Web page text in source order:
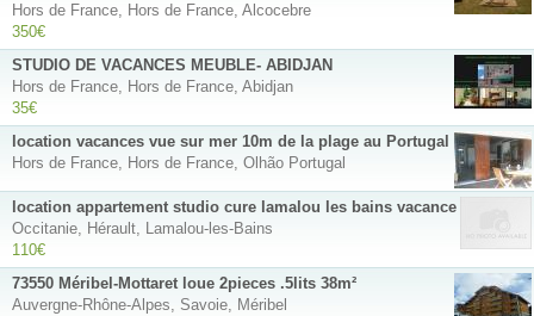
Hors de France, Hors de France, Alcocebre
350€
STUDIO DE VACANCES MEUBLE- ABIDJAN
Hors de France, Hors de France, Abidjan
35€
location vacances vue sur mer 10m de la plage au Portugal
Hors de France, Hors de France, Olhão Portugal
location appartement studio cure lamalou les bains vacance stagiaire
Occitanie, Hérault, Lamalou-les-Bains
110€
73550 Méribel-Mottaret loue 2pieces .5lits 38m²
Auvergne-Rhône-Alpes, Savoie, Méribel